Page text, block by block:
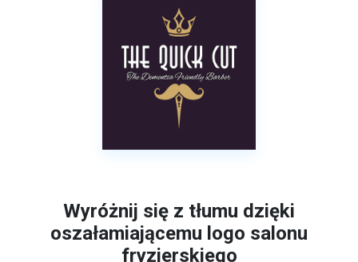
Wyróżnij się z tłumu dzięki
oszałamiającemu logo salonu
fryzjerskiego